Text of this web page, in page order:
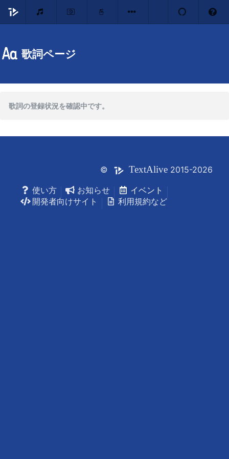
歌詞ページ
歌詞の登録状況を確認中です。
© TextAlive 2015-2026
使い方
お知らせ
イベント
開発者向けサイト
利用規約など